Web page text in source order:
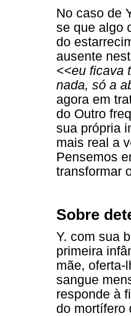
No caso de
se que algo
do
ausente
<<eu ficava
nada, só a
agora em
do Outro
sua própria
mais real a
Pensemos
transformar
Sobre
Y. com sua
primeira
mãe, oferta-
sangue
responde à
do mortífero